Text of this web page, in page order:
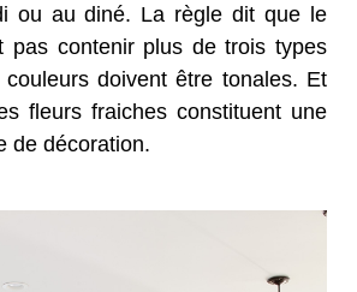
ou au diné. La règle dit que le
pas contenir plus de trois types
doivent être tonales. Et
fleurs fraiches constituent une
de décoration.